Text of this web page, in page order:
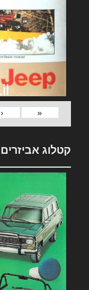
«
‹
קטלוג אביזרים 1981 Jeep